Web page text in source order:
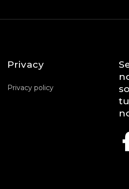
Privacy
Privacy policy